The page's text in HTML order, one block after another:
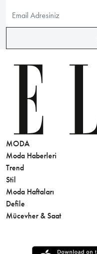
MODA
Moda Haberleri
Trend
Stil
Moda Haftaları
Defile
Mücevher & Saat